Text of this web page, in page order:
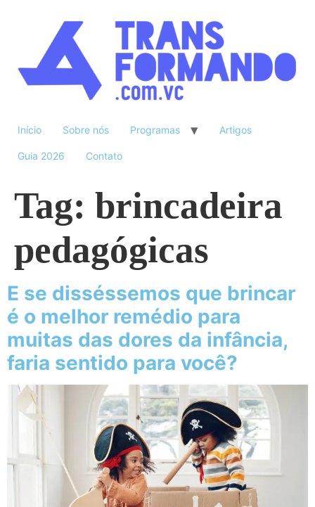
Início Sobre nós Programas Artigos
Guia 2026 Contato
Tag: brincadeira
pedagógicas
E se disséssemos que brincar
é o melhor remédio para
muitas das dores da infância,
faria sentido para você?